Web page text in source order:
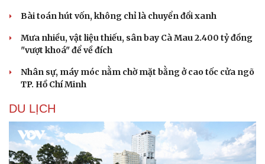
Văn hóa
Sân khấu - Điện ảnh
Văn học
Di sản
Nghệ sĩ
Bài toán hút vốn, không chỉ là chuyển đổi xanh
Mưa nhiều, vật liệu thiếu, sân bay Cà Mau 2.400 tỷ đồng
"vượt khoá" để về đích
Nhân sự, máy móc nằm chờ mặt bằng ở cao tốc cửa ngõ
TP. Hồ Chí Minh
DU LỊCH